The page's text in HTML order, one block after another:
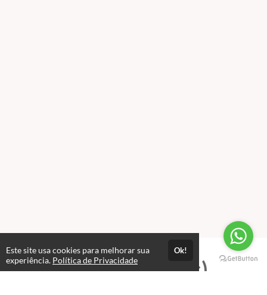
Professores(as)
Este site usa cookies para melhorar sua
experiência. Política de Privacidade
Ok!